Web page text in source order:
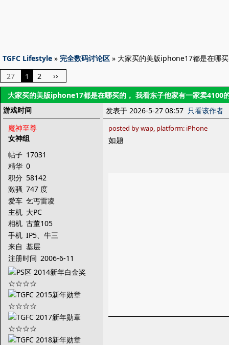
TGFC Lifestyle » 完全数码讨论区 » 大家买的美版iphone17都是在哪
27
1 2 ››
大家买的美版iphone17都是在哪买的， 我看东子他家有一家卖4100
游戏时间
魔神至尊
女神组
帖子 17031
精华 0
积分 58142
激骚 747 度
爱车 乞丐雷凌
主机 大PC
相机 古董105
手机 IP5、牛三
来自 基层
注册时间 2006-6-11
发表于 2026-5-27 08:57 只看该作者
posted by wap, platform: iPhone
如题